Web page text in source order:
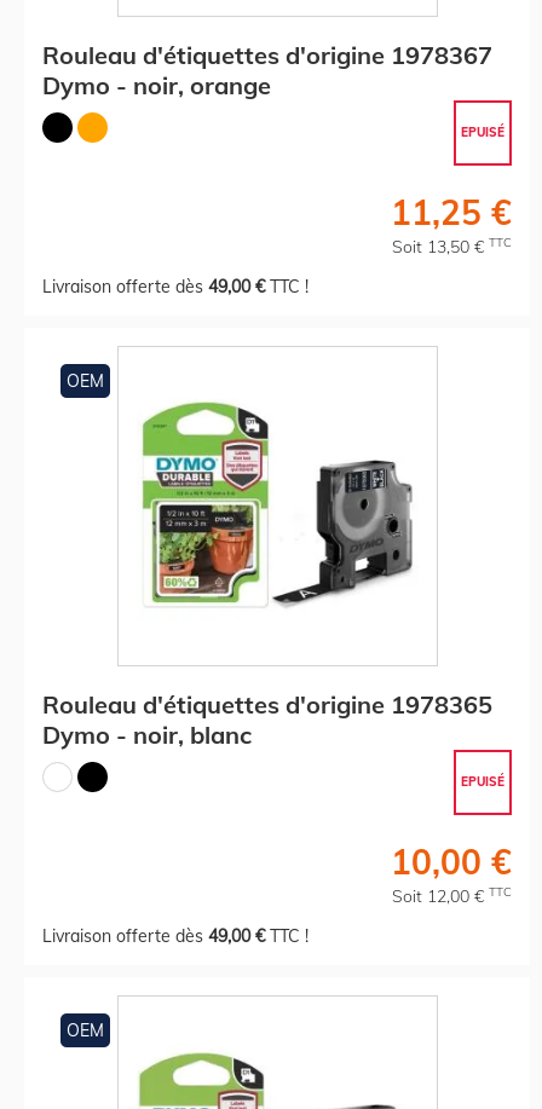
Rouleau d'étiquettes d'origine 1978367
Dymo - noir, orange
EPUISÉ
11,25 €
Soit 13,50 € TTC
Livraison offerte dès 49,00 €TTC !
OEM
Rouleau d'étiquettes d'origine 1978365
Dymo - noir, blanc
EPUISÉ
10,00 €
Soit 12,00 € TTC
Livraison offerte dès 49,00 €TTC !
OEM